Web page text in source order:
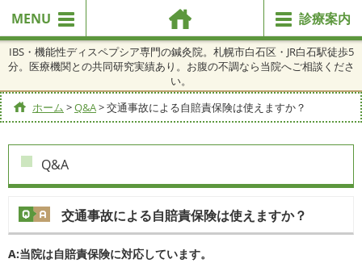
MENU 診療案内
IBS・機能性ディスペプシア専門の鍼灸院。札幌市白石区・JR白石駅徒歩5
分。医療機関との共同研究実績あり。お腹の不調なら当院へご相談くださ
い。
ホーム >Q&A>交通事故による自賠責保険は使えますか？
Q&A
交通事故による自賠責保険は使えますか？
A:当院は自賠責保険に対応しています。